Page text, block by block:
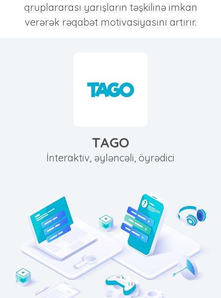
qruplararası yarışların təşkilinə imkan
verərək rəqabət motivasiyasını artırır.
TAGO
İnteraktiv, əyləncəli, öyrədici